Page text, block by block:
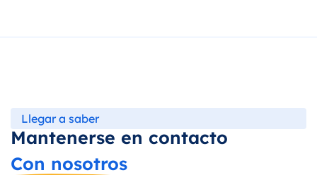
Llegar a saber
Mantenerse en contacto
Con nosotros